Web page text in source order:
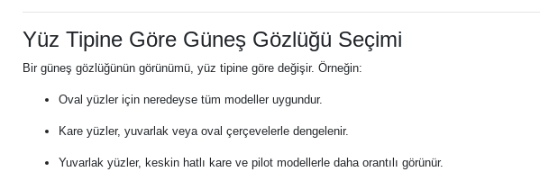
Yüz Tipine Göre Güneş Gözlüğü Seçimi
Bir güneş gözlüğünün görünümü, yüz tipine göre değişir. Örneğin:
Oval yüzler için neredeyse tüm modeller uygundur.
Kare yüzler, yuvarlak veya oval çerçevelerle dengelenir.
Yuvarlak yüzler, keskin hatlı kare ve pilot modellerle daha orantılı görünür.